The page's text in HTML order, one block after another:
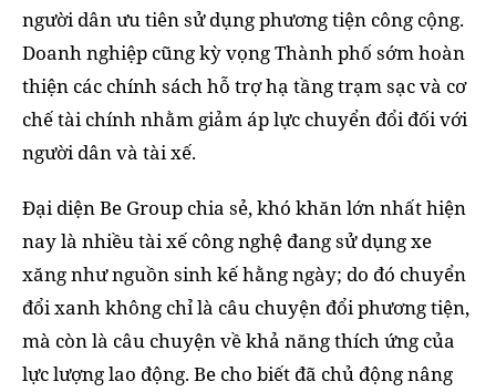
người dân ưu tiên sử dụng phương tiện công cộng.
Doanh nghiệp cũng kỳ vọng Thành phố sớm hoàn
thiện các chính sách hỗ trợ hạ tầng trạm sạc và cơ
chế tài chính nhằm giảm áp lực chuyển đổi đối với
người dân và tài xế.
Đại diện Be Group chia sẻ, khó khăn lớn nhất hiện
nay là nhiều tài xế công nghệ đang sử dụng xe
xăng như nguồn sinh kế hằng ngày; do đó chuyển
đổi xanh không chỉ là câu chuyện đổi phương tiện,
mà còn là câu chuyện về khả năng thích ứng của
lực lượng lao động. Be cho biết đã chủ động nâng